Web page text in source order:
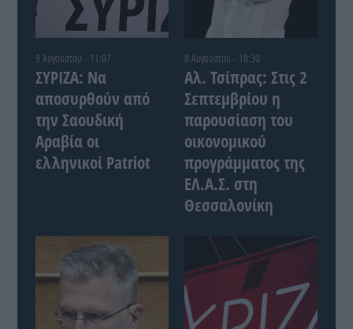
9 Αυγούστου - 11:07
ΣΥΡΙΖΑ: Να
αποσυρθούν από
την Σαουδική
Αραβία οι
ελληνικοί Patriot
8 Αυγούστου - 18:30
Αλ. Τσίπρας: Στις 2
Σεπτεμβρίου η
παρουσίαση του
οικονομικού
προγράμματος της
ΕΛ.Α.Σ. στη
Θεσσαλονίκη